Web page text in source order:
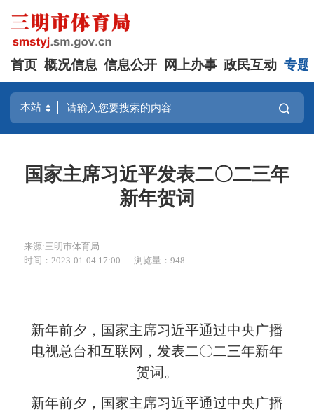
首页 概况信息 信息公开 网上办事 政民互动 专题
国家主席习近平发表二〇二三年
新年贺词
来源:三明市体育局
时间：2023-01-04 17:00
浏览量：948
新年前夕，国家主席习近平通过中央广播
电视总台和互联网，发表二〇二三年新年
贺词。
新年前夕，国家主席习近平通过中央广播